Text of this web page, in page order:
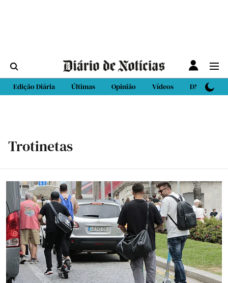
Edição Diária Últimas Opinião Vídeos DN Sport
Trotinetas